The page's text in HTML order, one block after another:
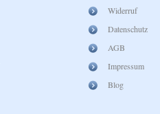
Widerruf
Datenschutz
AGB
Impressum
Blog